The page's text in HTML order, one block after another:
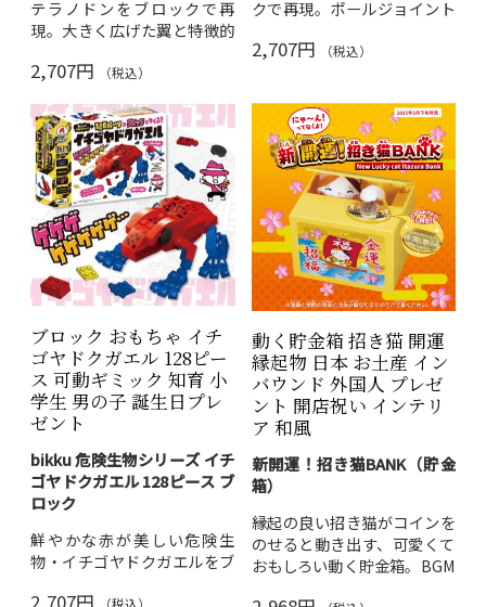
テラノドンをブロックで再
現。大きく広げた翼と特徴的
み立て後はスタンド付きで飛
内容：ブロック102個・
組立説明書1冊
パッケージサイズ：約
W200×H150×D45mm
素材：ABS・PC
対象年齢：6歳以上
恐竜好きのお子さまへの知育
玩具・プレゼントに。送料無
料 でお届けします。
2,707円 （税込）
クで再現。ポールジョイント
せます。草と土の情景パーツ
内容：ブロック122個・
組立説明書1冊・情景パ
ーツ付属
パッケージサイズ：
W200×H150×D45mm
・約210g
素材：ABS・PC
対象年齢：6歳以上
恐竜好きのお子さまへの誕生
日・クリスマスプレゼントに
大人気。送料無料でお届けし
ます。
2,707円 （税込）
ブロック おもちゃ イチ
ゴヤドクガエル 128ピー
ス 可動ギミック 知育 小
学生 男の子 誕生日プレ
ゼント
bikku 危険生物シリーズ イチ
ゴヤドクガエル 128ピース ブ
ロック
鮮やかな赤が美しい危険生
物・イチゴヤドクガエルをブ
2,707円 （税込）
動く貯金箱 招き猫 開運
縁起物 日本 お土産 イン
バウンド 外国人 プレゼ
ント 開店祝い インテリ
ア 和風
新開運！招き猫BANK（貯金
箱）
縁起の良い招き猫がコインを
のせると動き出す、可愛くて
おもしろい動く貯金箱。BGM